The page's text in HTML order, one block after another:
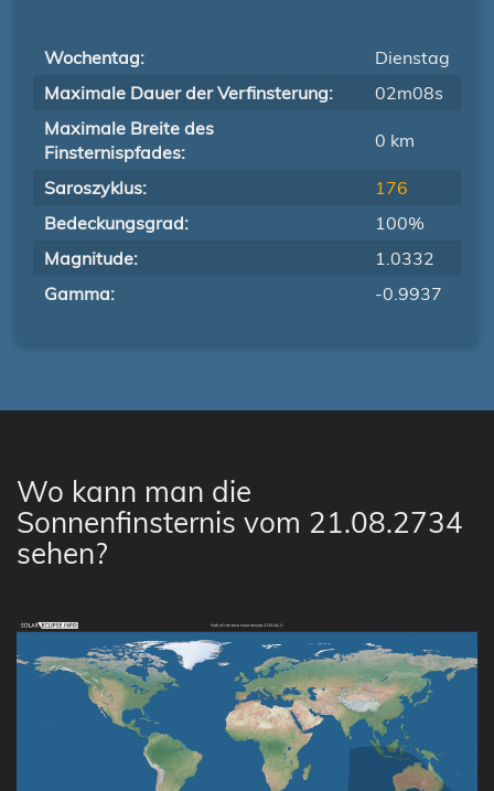
Wochentag:
Dienstag
Maximale Dauer der Verfinsterung:
02m08s
Maximale Breite des
Finsternispfades:
0 km
Saroszyklus:
176
Bedeckungsgrad:
100%
Magnitude:
1.0332
Gamma:
-0.9937
Wo kann man die
Sonnenfinsternis vom 21.08.2734
sehen?